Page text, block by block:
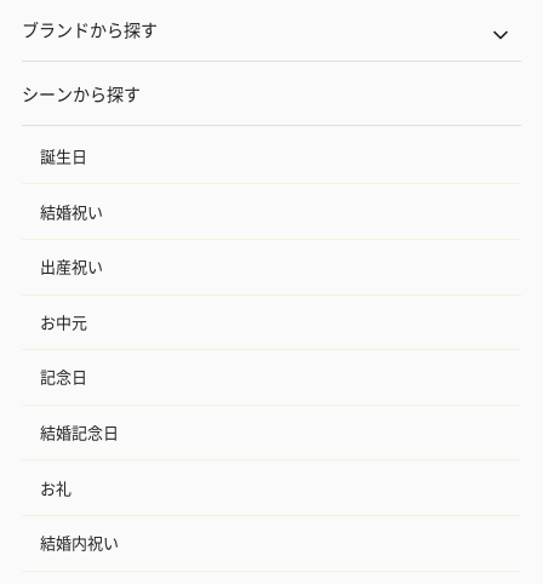
ブランドから探す
シーンから探す
誕生日
結婚祝い
出産祝い
お中元
記念日
結婚記念日
お礼
結婚内祝い